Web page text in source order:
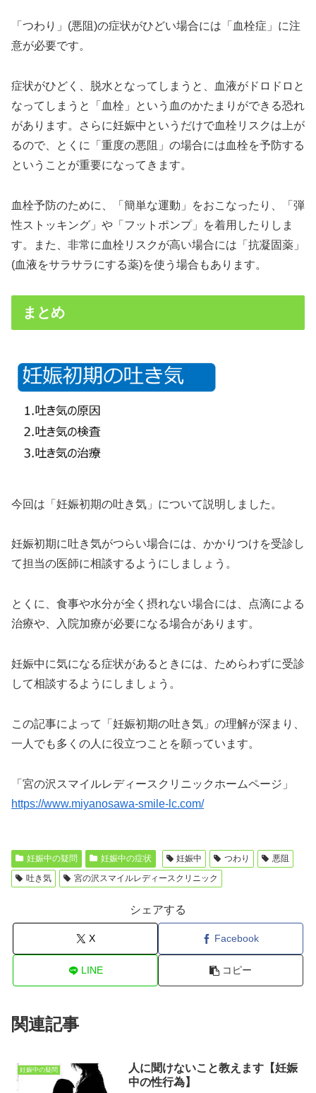
「つわり」(悪阻)の症状がひどい場合には「血栓症」に注
意が必要です。
症状がひどく、脱水となってしまうと、血液がドロドロと
なってしまうと「血栓」という血のかたまりができる恐れ
があります。さらに妊娠中というだけで血栓リスクは上が
るので、とくに「重度の悪阻」の場合には血栓を予防する
ということが重要になってきます。
血栓予防のために、「簡単な運動」をおこなったり、「弾
性ストッキング」や「フットポンプ」を着用したりしま
す。また、非常に血栓リスクが高い場合には「抗凝固薬」
(血液をサラサラにする薬)を使う場合もあります。
まとめ
今回は「妊娠初期の吐き気」について説明しました。
妊娠初期に吐き気がつらい場合には、かかりつけを受診し
て担当の医師に相談するようにしましょう。
とくに、食事や水分が全く摂れない場合には、点滴による
治療や、入院加療が必要になる場合があります。
妊娠中に気になる症状があるときには、ためらわずに受診
して相談するようにしましょう。
この記事によって「妊娠初期の吐き気」の理解が深まり、
一人でも多くの人に役立つことを願っています。
「宮の沢スマイルレディースクリニックホームページ」
https://www.miyanosawa-smile-lc.com/
妊娠中の疑問 妊娠中の症状 妊娠中 つわり
悪阻
吐き気
宮の沢スマイルレディースクリニック
シェアする
X Facebook
LINE コピー
関連記事
妊娠中の疑問
人に聞けないこと教えます【妊娠
中の性行為】